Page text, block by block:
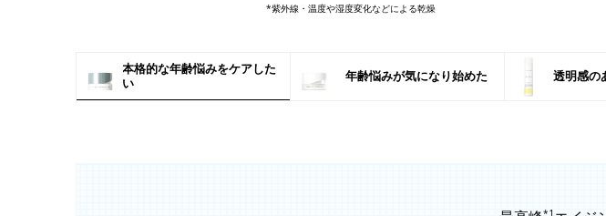
*紫外線・温度や湿度変化などによる乾燥
本格的な年齢悩みをケアした
い
年齢悩みが気になり始めた 透明感の
*1